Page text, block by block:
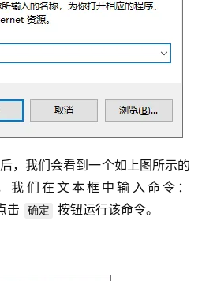
，我们会看到一个如上图所示的
我们在文本框中输入命令：
击 确定 按钮运行该命令。